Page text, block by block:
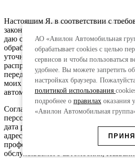
АО «Авилон Автомобильная
обрабатывает cookies с целью
сервисов и чтобы пользоваться
удобнее. Вы можете запретить
настройках браузера.
политикой использования
подробнее о правилахоказания
«Авилон Автомобильная
Настоящим Я, в соответствии с
закона от 27.07.2006 г. №152-ФЗ «О
даю свое согласие лично, своей
обработку (сбор, систематизацию,
уточнение (обновление, изменение),
распространение, передачу (включая
передачу), обезличивание,
моих персональных данных, в т.ч. с
автоматизации.
Согласие предоставляется в
персональных данных: Фамилия, имя,
дата рождения; Пол; Контактные
адрес; Контактный email; адрес;
профессиональной деятельности;
обслуживаемого автомобиля;